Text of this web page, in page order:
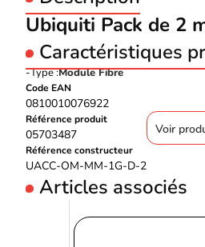
Ubiquiti Pack de 2
Caractéristiques
Type :Module Fibre
Code EAN
0810010076922
Référence produit
05703487
Référence constructeur
UACC-OM-MM-1G-D-2
Voir
Articles associés